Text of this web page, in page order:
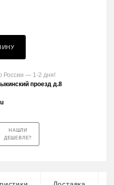
России — 1-2 дня!
проезд д.8
НАШЛИ
ДЕШЕВЛЕ?